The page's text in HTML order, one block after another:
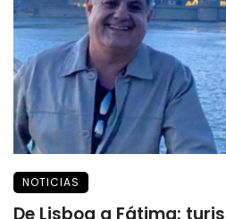
NOTICIAS
De Lisboa a Fátima: